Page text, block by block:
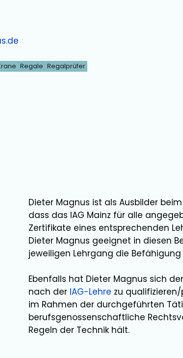
Regale Regalprüfer
Dieter Magnus ist als Ausbilder
dass das IAG Mainz für alle
Zertifikate eines entsprechenden
Dieter Magnus geeignet in diesen
jeweiligen Lehrgang die
Ebenfalls hat Dieter Magnus sich
nach der IAG-Lehre zu
im Rahmen der durchgeführten
berufsgenossenschaftliche
Regeln der Technik hält.